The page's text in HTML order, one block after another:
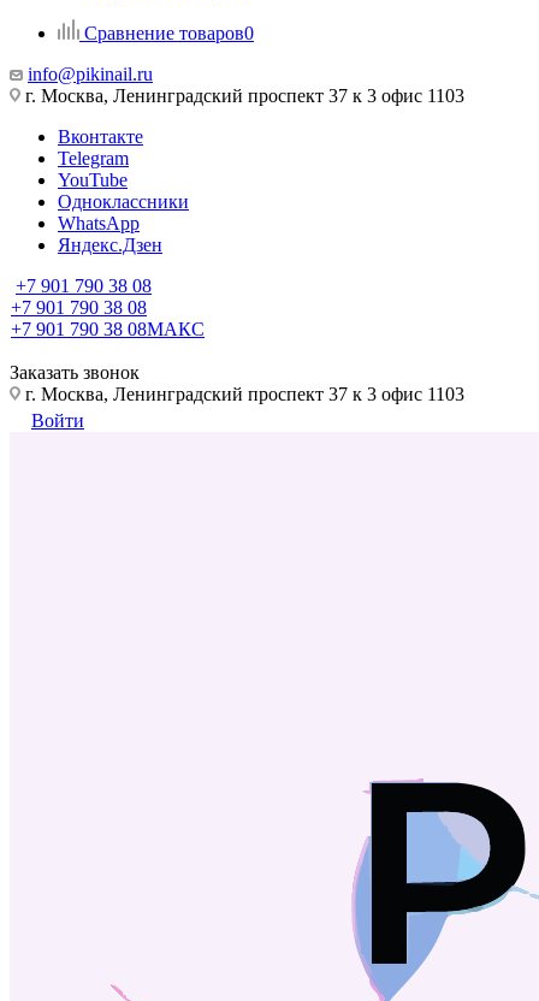
Сравнение товаров0
info@pikinail.ru
г. Москва, Ленинградский проспект 37 к 3 офис 1103
Вконтакте
Telegram
YouTube
Одноклассники
WhatsApp
Яндекс.Дзен
+7 901 790 38 08
+7 901 790 38 08
+7 901 790 38 08МАКС
Заказать звонок
г. Москва, Ленинградский проспект 37 к 3 офис 1103
Войти